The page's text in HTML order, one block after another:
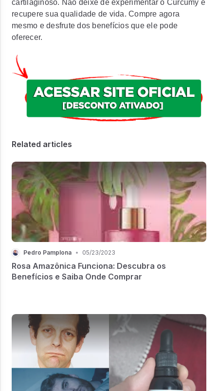
cartilaginoso. Não deixe de experimentar o Curcumy e
recupere sua qualidade de vida. Compre agora
mesmo e desfrute dos benefícios que ele pode
oferecer.
Related articles
Pedro Pamplona • 05/23/2023
Rosa Amazônica Funciona: Descubra os
Benefícios e Saiba Onde Comprar